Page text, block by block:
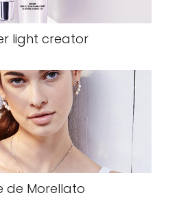
light creator
de Morellato